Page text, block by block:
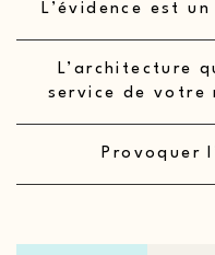
L’évidence est
L’architecture
Provoquer